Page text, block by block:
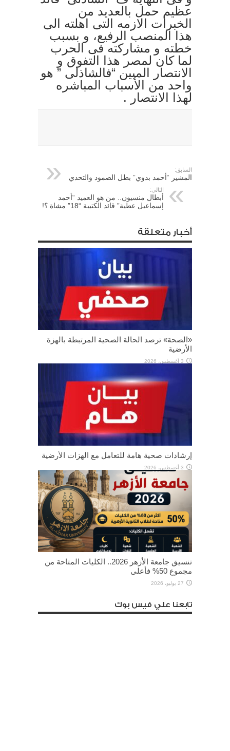
عظيم حمل بالعديد من
الخبرات الازمه التى اهلته الى
هذا المنصب الرفيع، و بسبب
خطته و مشاركته فى الحرب
لما كان لمصر هذا التفوق و
الانتصار المبين “فالشاذلى ” هو
واحد من الأسباب المباشره
لهذا الانتصار .
السابق:
المشير “أحمد بدوي” بطل الصمود والتحدي
التالي:
أبطال منسيون.. من هو العميد “أحمد
إسماعيل عطية” قائد الكتيبة “18” مشاة ؟!
أخبار متعلقة
«الصحة» ترصد الحالة الصحية المرتبطة بالهزة
الأرضية
3 أغسطس، 2026
إرشادات صحية هامة للتعامل مع الهزات الأرضية
3 أغسطس، 2026
تنسيق جامعة الأزهر 2026.. الكليات المتاحة من
مجموع 50% فأعلى
27 يوليو، 2026
تابعنا علي فيس بوك